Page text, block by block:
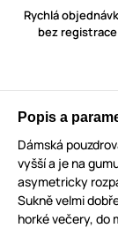
Rychlá
bez registrace
Popis a
Dámská
vyšší a je na
asymetricky
Sukně velmi
horké večery, do